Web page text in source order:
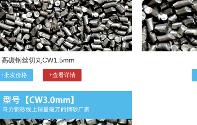
高碳钢丝切丸CW1.5mm
+批发价格 +查看详情